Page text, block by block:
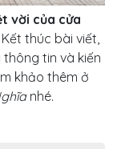
vời của cửa
thúc bài viết,
tin và kiến
khảo thêm ở
nhé.